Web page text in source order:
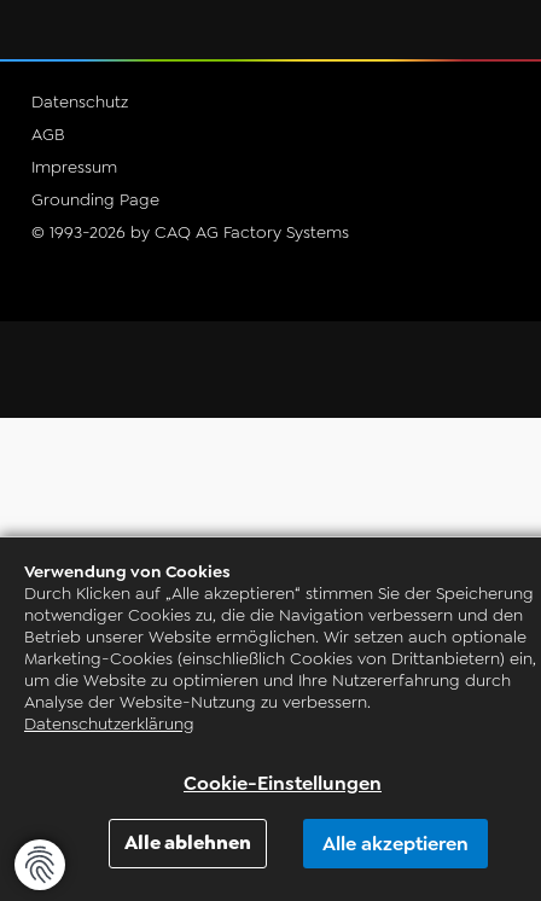
© 1993-2026 by CAQ AG Factory Systems
Grounding Page
Impressum
AGB
Datenschutz
Verwendung von Cookies
Durch Klicken auf „Alle akzeptieren“ stimmen Sie der Speicherung
notwendiger Cookies zu, die die Navigation verbessern und den
Betrieb unserer Website ermöglichen. Wir setzen auch optionale
Marketing-Cookies (einschließlich Cookies von Drittanbietern) ein,
um die Website zu optimieren und Ihre Nutzererfahrung durch
Analyse der Website-Nutzung zu verbessern.
Datenschutzerklärung
Cookie-Einstellungen
Alle ablehnen Alle akzeptieren